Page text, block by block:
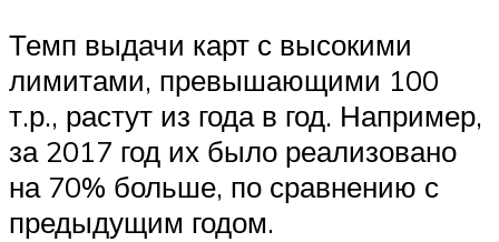
Темп выдачи карт с высокими
лимитами, превышающими 100
т.р., растут из года в год. Например,
за 2017 год их было реализовано
на 70% больше, по сравнению с
предыдущим годом.